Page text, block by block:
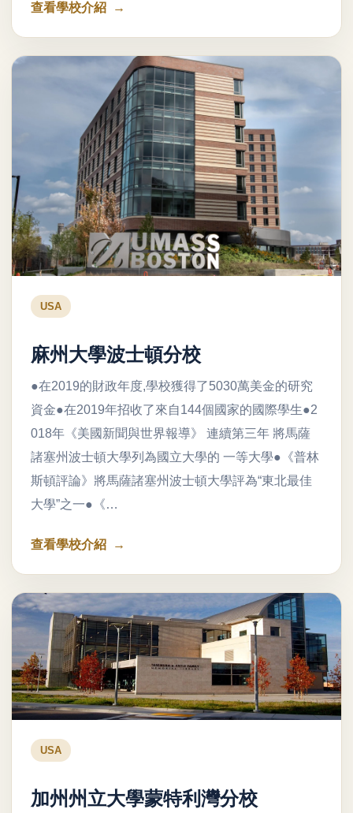
查看學校介紹
USA
麻州大學波士頓分校
●在2019的財政年度,學校獲得了5030萬美金的研究
資金●在2019年招收了來自144個國家的國際學生●2
018年《美國新聞與世界報導》 連續第三年 將馬薩
諸塞州波士頓大學列為國立大學的 一等大學●《普林
斯頓評論》將馬薩諸塞州波士頓大學評為“東北最佳
大學”之一●《…
查看學校介紹
USA
加州州立大學蒙特利灣分校